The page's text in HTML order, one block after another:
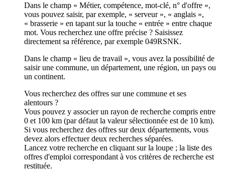
Dans le champ « Métier, compétence, mot-clé, n° d'offre »,
vous pouvez saisir, par exemple, « serveur », « anglais »,
« brasserie » en tapant sur la touche « entrée » entre chaque
mot. Vous recherchez une offre précise ? Saisissez
directement sa référence, par exemple 049RSNK.
Dans le champ « lieu de travail », vous avez la possibilité de
saisir une commune, un département, une région, un pays ou
un continent.
Vous recherchez des offres sur une commune et ses
alentours ?
Vous pouvez y associer un rayon de recherche compris entre
0 et 100 km (par défaut la valeur sélectionnée est de 10 km).
Si vous recherchez des offres sur deux départements, vous
devez alors effectuer deux recherches séparées.
Lancez votre recherche en cliquant sur la loupe ; la liste des
offres d'emploi correspondant à vos critères de recherche est
restituée.